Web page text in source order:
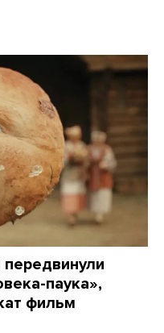
передвинули
паука»,
фильм